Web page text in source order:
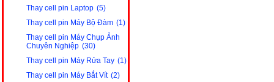
Thay cell pin Laptop (5)
Thay cell pin Máy Bộ Đàm (1)
Thay cell pin Máy Chụp Ảnh
Chuyên Nghiệp (30)
Thay cell pin Máy Rửa Tay (1)
Thay cell pin Máy Bắt Vít (2)